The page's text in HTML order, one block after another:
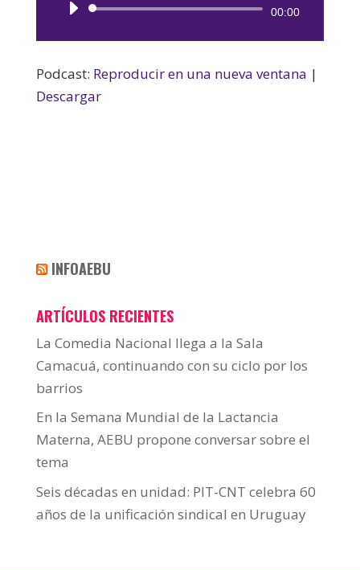
Reproductor
00:00
Podcast: Reproducir en una nueva ventana |
Descargar
INFOAEBU
ARTÍCULOS RECIENTES
La Comedia Nacional llega a la Sala
Camacuá, continuando con su ciclo por los
barrios
En la Semana Mundial de la Lactancia
Materna, AEBU propone conversar sobre el
tema
Seis décadas en unidad: PIT-CNT celebra 60
años de la unificación sindical en Uruguay